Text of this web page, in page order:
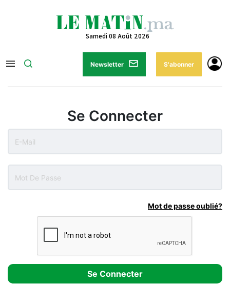
Samedi 08 Août 2026
Newsletter S'abonner
Se Connecter
Mot de passe oublié?